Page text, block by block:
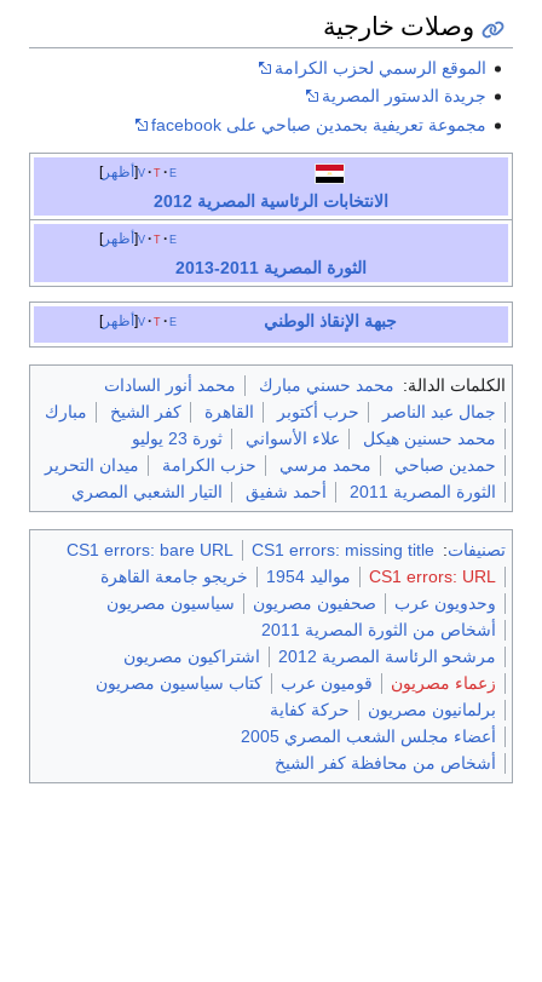
وصلات خارجية
الموقع الرسمي لحزب الكرامة
جريدة الدستور المصرية
مجموعة تعريفية بحمدين صباحي على facebook
أظهر v t e
الانتخابات الرئاسية المصرية 2012
أظهر v t e
الثورة المصرية 2011-2013
أظهر v t e جبهة الإنقاذ الوطني
الكلمات الدالة: محمد حسني مبارك
محمد أنور السادات
جمال عبد الناصر
حرب أكتوبر القاهرة كفر الشيخ
مبارك
محمد حسنين هيكل
علاء الأسواني
ثورة 23 يوليو
حمدين صباحي
محمد مرسي حزب الكرامة
ميدان التحرير
الثورة المصرية 2011
أحمد شفيق التيار الشعبي المصري
تصنيفات:
CS1 errors: missing title
CS1 errors: bare URL
CS1 errors: URL
مواليد 1954
خريجو جامعة القاهرة
وحدويون عرب
صحفيون مصريون
سياسيون مصريون
أشخاص من الثورة المصرية 2011
مرشحو الرئاسة المصرية 2012
اشتراكيون مصريون
زعماء مصريون
قوميون عرب
كتاب سياسيون مصريون
برلمانيون مصريون
حركة كفاية
أعضاء مجلس الشعب المصري 2005
أشخاص من محافظة كفر الشيخ